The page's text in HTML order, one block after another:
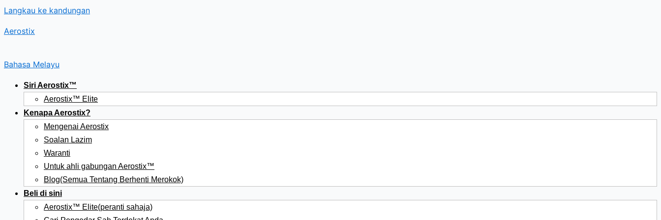
Langkau ke kandungan
Aerostix
Bahasa Melayu
Siri Aerostix™
Aerostix™ Elite
Kenapa Aerostix?
Mengenai Aerostix
Soalan Lazim
Waranti
Untuk ahli gabungan Aerostix™
Blog(Semua Tentang Berhenti Merokok)
Beli di sini
Aerostix™ Elite(peranti sahaja)